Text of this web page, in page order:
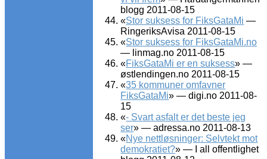
blogg 2011-08-15
«Stor suksess for FiksGataMi —
RingeriksAvisa 2011-08-15
«Stor suksess for FiksGataMi.no
— linmag.no 2011-08-15
«FiksGataMi er en suksess» —
østlendingen.no 2011-08-15
«35 kommuner omfavner
FiksGataMi» — digi.no 2011-08-
15
«- Svart asfalt er det beste jeg
ser» — adressa.no 2011-08-13
«Nye nettløsninger: Selvtekt mot
demokratiet?» — I all offentlighet